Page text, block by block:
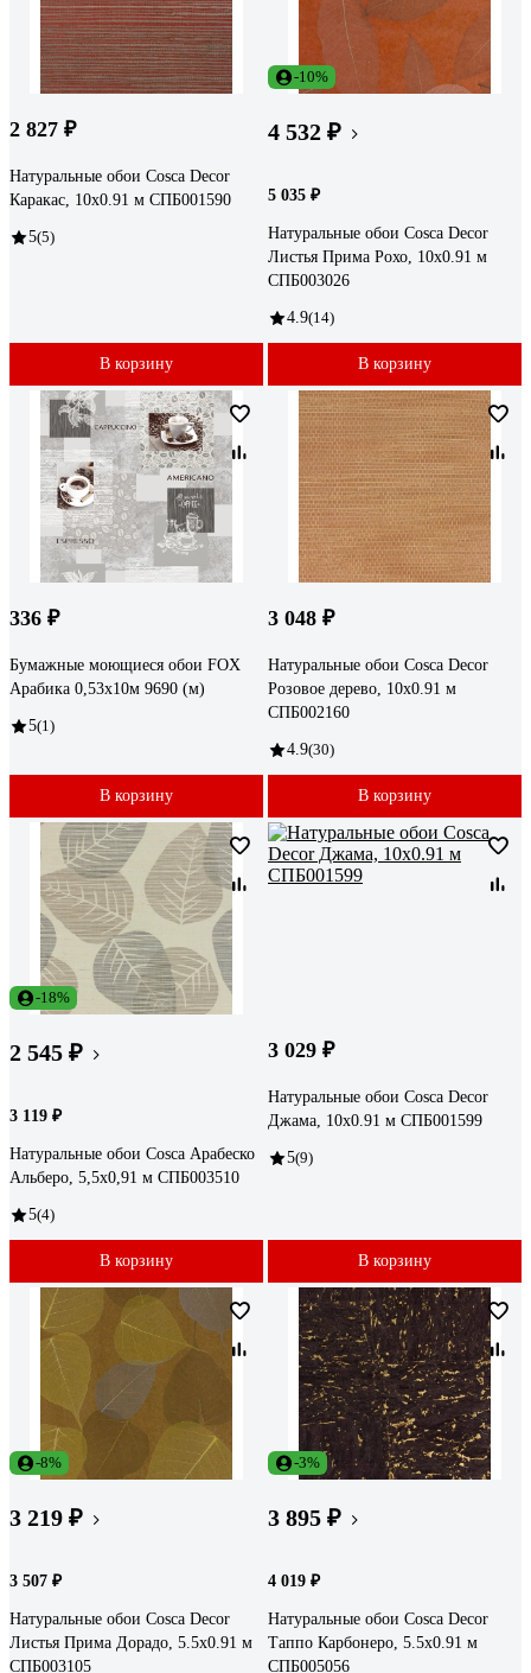
2 827 ₽
Натуральные обои Cosca Decor
Каракас, 10x0.91 м СПБ001590
5(5)
В корзину
-10%
4 532 ₽
5 035 ₽
Натуральные обои Cosca Decor
Листья Прима Рохо, 10x0.91 м
СПБ003026
4.9(14)
В корзину
336 ₽
Бумажные моющиеся обои FOX
Арабика 0,53x10м 9690 (м)
5(1)
В корзину
3 048 ₽
Натуральные обои Cosca Decor
Розовое дерево, 10x0.91 м
СПБ002160
4.9(30)
В корзину
-18%
2 545 ₽
3 119 ₽
Натуральные обои Cosca Арабеско
Альберо, 5,5x0,91 м СПБ003510
5(4)
В корзину
3 029 ₽
Натуральные обои Cosca Decor
Джама, 10x0.91 м СПБ001599
5(9)
В корзину
-8%
3 219 ₽
3 507 ₽
Натуральные обои Cosca Decor
Листья Прима Дорадо, 5.5x0.91 м
СПБ003105
-3%
3 895 ₽
4 019 ₽
Натуральные обои Cosca Decor
Таппо Карбонеро, 5.5x0.91 м
СПБ005056